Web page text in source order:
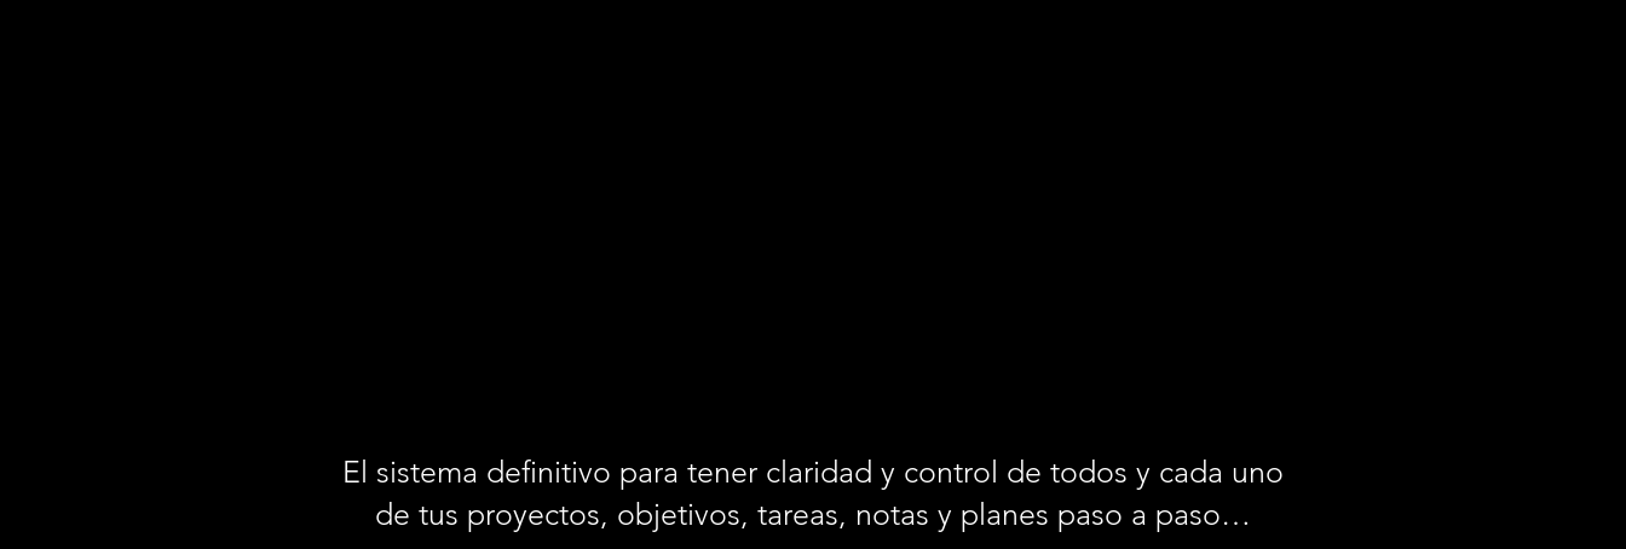
El sistema definitivo para tener claridad y control de todos y cada uno
de tus proyectos, objetivos, tareas, notas y planes paso a paso…